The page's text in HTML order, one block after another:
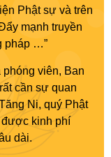
Phật sự và trên
mạnh truyền
pháp …”
viên, Ban
cần sự quan
Ni, quý Phật
được kinh phí
dài.